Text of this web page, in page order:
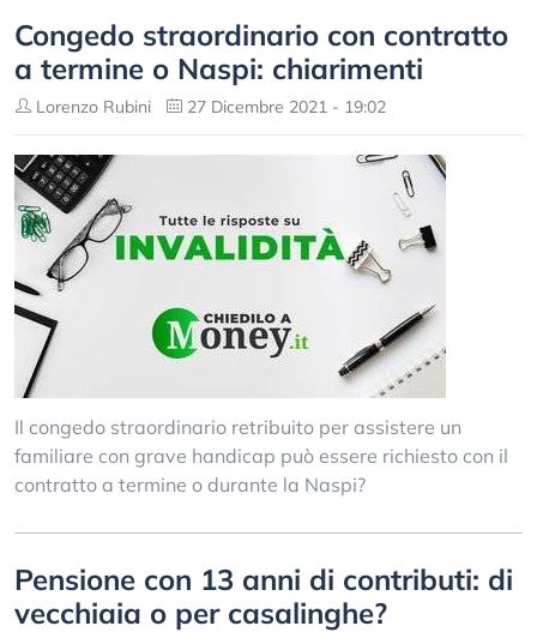
Congedo straordinario con contratto
a termine o Naspi: chiarimenti
Lorenzo Rubini 27 Dicembre 2021 - 19:02
Il congedo straordinario retribuito per assistere un
familiare con grave handicap può essere richiesto con il
contratto a termine o durante la Naspi?
Pensione con 13 anni di contributi: di
vecchiaia o per casalinghe?